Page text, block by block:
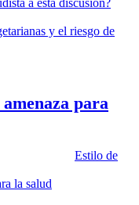
a esta discusión?
y el riesgo de
para
Estilo de